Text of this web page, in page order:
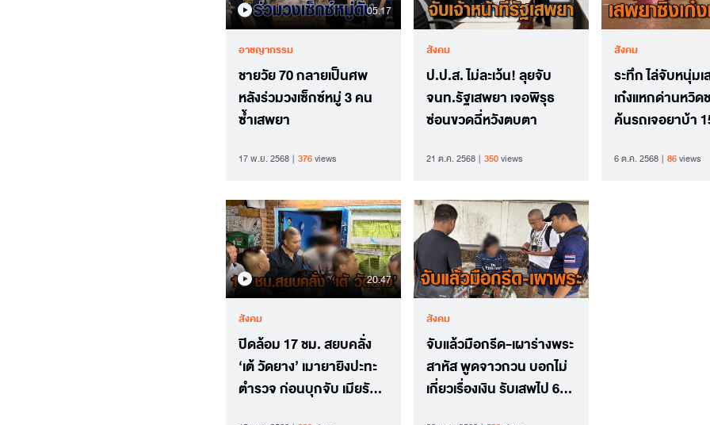
05.17
อาชญากรรม
ชายวัย 70 กลายเป็นศพ
หลังร่วมวงเซ็กซ์หมู่ 3 คน
ซ้ำเสพยา
17 พ.ย. 2568 376views
สังคม
ป.ป.ส. ไม่ละเว้น! ลุยจับ
จนท.รัฐเสพยา เจอพิรุธ
ซ่อนขวดฉี่หวังตบตา
21 ต.ค. 2568 350views
สังคม
ระทึก ไล่จับหนุ่ม
เก๋งแหกด่านหวิ
ค้นรถเจอยาบ้า
6 ต.ค. 2568 86views
20.47
สังคม
ปิดล้อม 17 ชม. สยบคลั่ง
‘เต้ วัดยาง’ เมายายิงปะทะ
ตำรวจ ก่อนบุกจับ เมียรับ
สังคม
จับแล้วมือกรีด-เผาร่างพระ
สาหัส พูดจาวกวน บอกไม่
เกี่ยวเรื่องเงิน รับเสพไป 6